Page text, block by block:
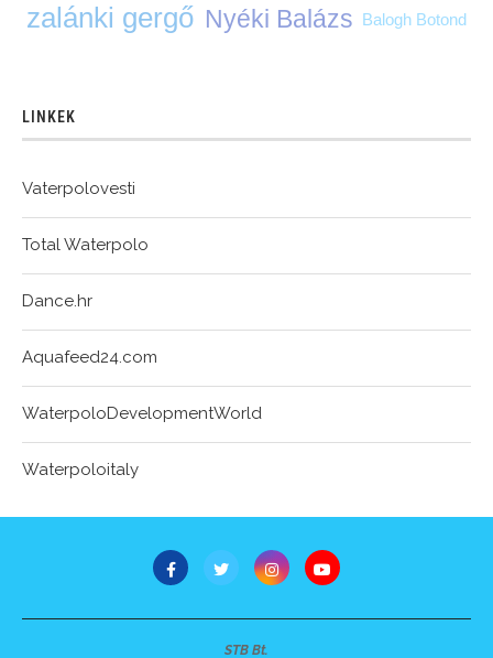
zalánki gergő Nyéki Balázs Balogh Botond
LINKEK
Vaterpolovesti
Total Waterpolo
Dance.hr
Aquafeed24.com
WaterpoloDevelopmentWorld
Waterpoloitaly
STB Bt.